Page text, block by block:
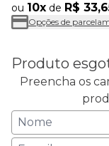
ou 10x de R$
Opções de
Produto
Preencha os